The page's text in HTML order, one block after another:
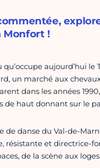
Monfort !
aujourd’hui
un marché aux
dans les années
haut donnant sur le
de danse du Val-de-
résistante et directrice-
de la scène aux loges